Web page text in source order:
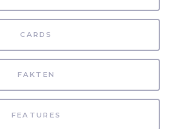
CARDS
FAKTEN
FEATURES